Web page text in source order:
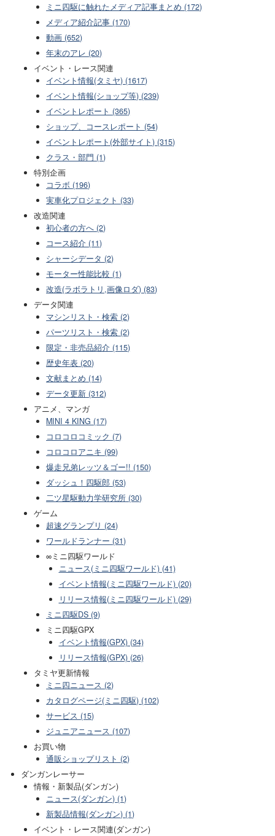
ミニ四駆に触れたメディア記事まとめ (172)
メディア紹介記事 (170)
動画 (652)
年末のアレ (20)
イベント・レース関連
イベント情報(タミヤ) (1617)
イベント情報(ショップ等) (239)
イベントレポート (365)
ショップ、コースレポート (54)
イベントレポート(外部サイト) (315)
クラス・部門 (1)
特別企画
コラボ (196)
実車化プロジェクト (33)
改造関連
初心者の方へ (2)
コース紹介 (11)
シャーシデータ (2)
モーター性能比較 (1)
改造(ラボラトリ,画像ロダ) (83)
データ関連
マシンリスト・検索 (2)
パーツリスト・検索 (2)
限定・非売品紹介 (115)
歴史年表 (20)
文献まとめ (14)
データ更新 (312)
アニメ、マンガ
MINI 4 KING (17)
コロコロコミック (7)
コロコロアニキ (99)
爆走兄弟レッツ＆ゴー!! (150)
ダッシュ！四駆郎 (53)
二ツ星駆動力学研究所 (30)
ゲーム
超速グランプリ (24)
ワールドランナー (31)
∞ミニ四駆ワールド
ニュース(ミニ四駆ワールド) (41)
イベント情報(ミニ四駆ワールド) (20)
リリース情報(ミニ四駆ワールド) (29)
ミニ四駆DS (9)
ミニ四駆GPX
イベント情報(GPX) (34)
リリース情報(GPX) (26)
タミヤ更新情報
ミニ四ニュース (2)
カタログページ(ミニ四駆) (102)
サービス (15)
ジュニアニュース (107)
お買い物
通販ショップリスト (2)
ダンガンレーサー
情報・新製品(ダンガン)
ニュース(ダンガン) (1)
新製品情報(ダンガン) (1)
イベント・レース関連(ダンガン)